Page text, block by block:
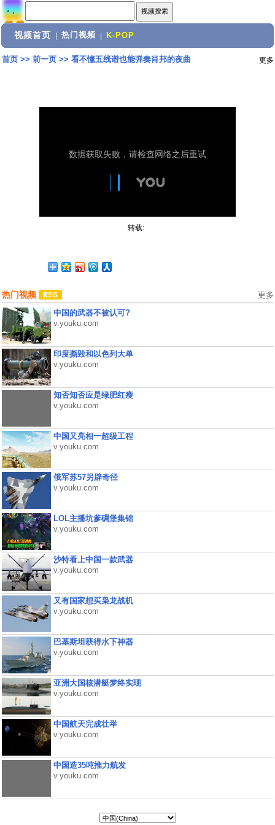
视频首页 热门视频 K-POP
首页>> 前一页>> 看不懂五线谱也能弹奏肖邦的夜曲 更多
转载:
热门视频 更多
中国的武器不被认可?
v.youku.com
印度撕毁和以色列大单
v.youku.com
知否知否应是绿肥红瘦
v.youku.com
中国又亮相一超级工程
v.youku.com
俄军苏57另辟奇径
v.youku.com
LOL主播坑爹碉堡集锦
v.youku.com
沙特看上中国一款武器
v.youku.com
又有国家想买枭龙战机
v.youku.com
巴基斯坦获得水下神器
v.youku.com
亚洲大国核潜艇梦终实现
v.youku.com
中国航天完成壮举
v.youku.com
中国造35吨推力航发
v.youku.com